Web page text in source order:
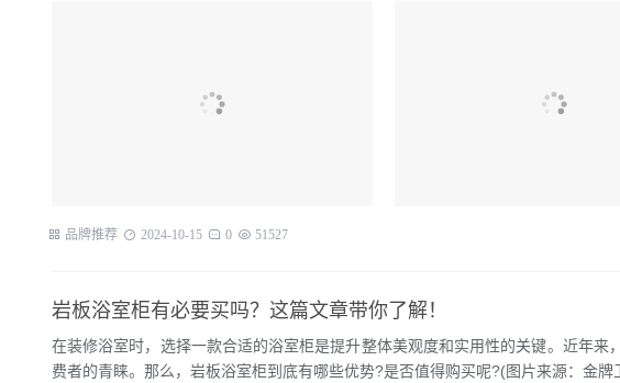
品牌推荐 2024-10-15 0 51527
岩板浴室柜有必要买吗？这篇文章带你了解！
在装修浴室时，选择一款合适的浴室柜是提升整体美观度和实用性的关键。近年
费者的青睐。那么，岩板浴室柜到底有哪些优势?是否值得购买呢?(图片来源：金牌